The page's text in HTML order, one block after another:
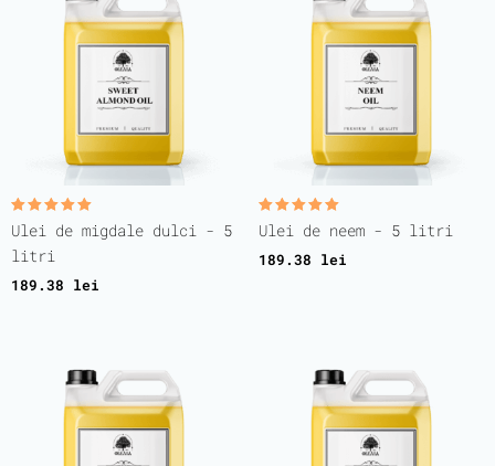
Evaluat la
5.00
din 5
Ulei de migdale dulci - 5
litri
189.38 lei
Evaluat la
5.00
Ulei de neem - 5 litri
189.38 lei